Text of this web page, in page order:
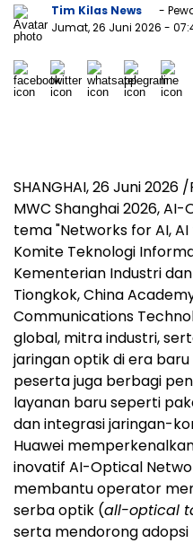
Tim Kilas News
-
Jumat, 26 Juni 2026 -
SHANGHAI, 26 Juni
MWC Shanghai 2026,
tema "Networks for AI,
Komite Teknologi
Kementerian Industri
Tiongkok, China
Communications
global, mitra industri,
jaringan optik di era
peserta juga berbagi
layanan baru seperti
dan integrasi jaringan-
Huawei
inovatif AI-Optical
membantu operator
serba optik (all-optical
serta mendorong adopsi